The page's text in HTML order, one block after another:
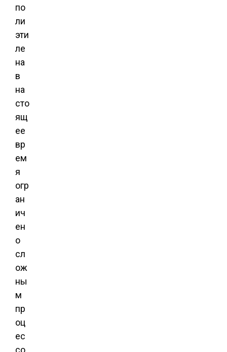
по
ли
эти
ле
на
в
на
сто
ящ
ее
вр
ем
я
огр
ан
ич
ен
о
сл
ож
ны
м
пр
оц
ес
со